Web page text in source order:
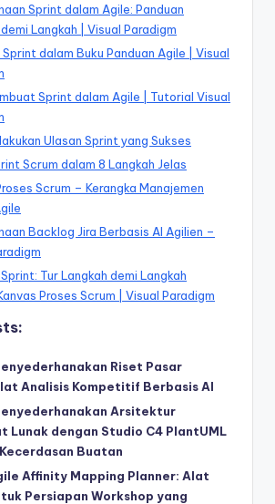
Sprint dalam Agile: Panduan
Langkah | Visual Paradigm
Sprint dalam Buku Panduan Agile | Visual
Sprint dalam Agile | Tutorial Visual
Ulasan Sprint yang Sukses
Scrum dalam 8 Langkah Jelas
Scrum – Kerangka Manajemen
Backlog Jira Berbasis AI Agilien –
Tur Langkah demi Langkah
Proses Scrum | Visual Paradigm
Riset Pasar
Analisis Kompetitif Berbasis AI
Arsitektur
Lunak dengan Studio C4 PlantUML
Buatan
Affinity Mapping Planner: Alat
Persiapan Workshop yang